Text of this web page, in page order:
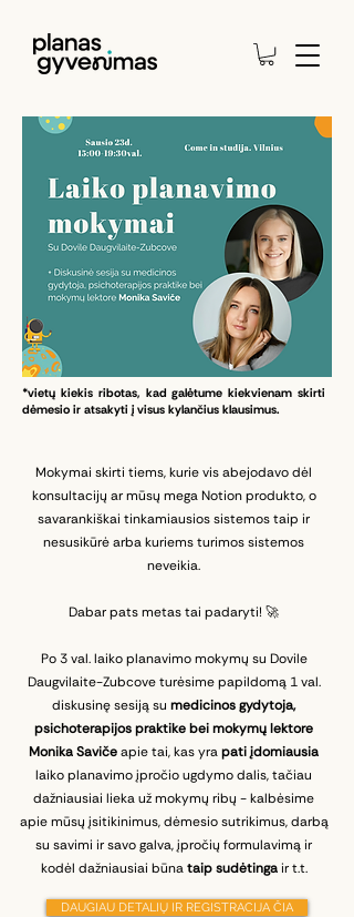
*vietų kiekis ribotas, kad galėtume kiekvienam skirti
dėmesio ir atsakyti į visus kylančius klausimus.
Mokymai skirti tiems, kurie vis abejodavo dėl
konsultacijų ar mūsų mega Notion produkto, o
savarankiškai tinkamiausios sistemos taip ir
nesusikūrė arba kuriems turimos sistemos
neveikia.
Dabar pats metas tai padaryti! 🚀
Po 3 val. laiko planavimo mokymų su Dovile
Daugvilaite-Zubcove turėsime papildomą 1 val.
diskusinę sesiją su medicinos gydytoja,
psichoterapijos praktike bei mokymų lektore
Monika Savičeapie tai, kas yrapati įdomiausia
laiko planavimo įpročio ugdymo dalis, tačiau
dažniausiai lieka už mokymų ribų - kalbėsime
apie mūsų įsitikinimus, dėmesio sutrikimus, darbą
su savimi ir savo galva, įpročių formulavimą ir
kodėl dažniausiai būnataip sudėtingair t.t.
DAUGIAU DETALIŲ IR REGISTRACIJA ČIA